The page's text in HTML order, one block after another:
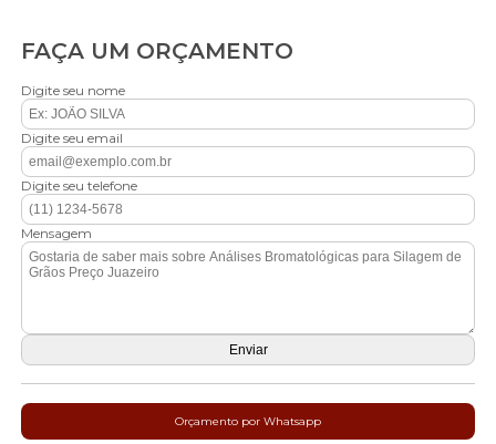
FAÇA UM ORÇAMENTO
Digite seu nome
Digite seu email
Digite seu telefone
Mensagem
Orçamento por Whatsapp